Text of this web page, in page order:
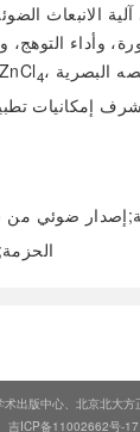
الانبعاث
وأداء
ZnCl4، مع التركيز على خصائصه البصرية
إمكانيات
出版中心、北京北大方
吉ICP备11002662号-17